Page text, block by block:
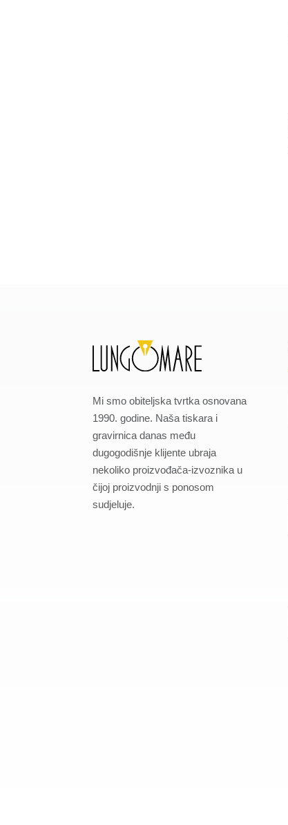
Mi smo obiteljska tvrtka osnovana
1990. godine. Naša tiskara i
gravirnica danas među
dugogodišnje klijente ubraja
nekoliko proizvođača-izvoznika u
čijoj proizvodnji s ponosom
sudjeluje.